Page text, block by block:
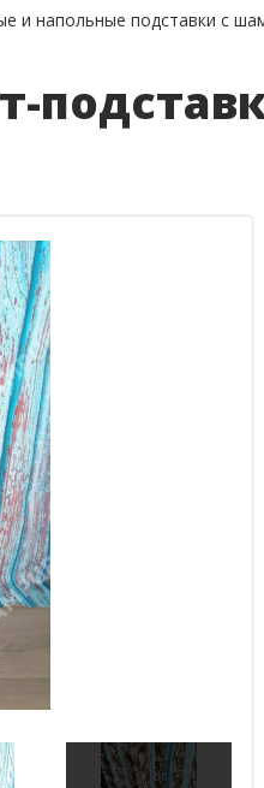
и напольные подставки с